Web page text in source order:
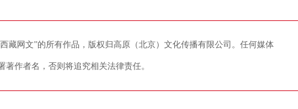
藏网文”的所有作品，版权归高原（北京）文化传播有限公司。任何媒体
作者名，否则将追究相关法律责任。